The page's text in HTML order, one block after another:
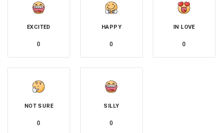
EXCITED
0
HAPPY
0
IN LOVE
0
NOT SURE
0
SILLY
0